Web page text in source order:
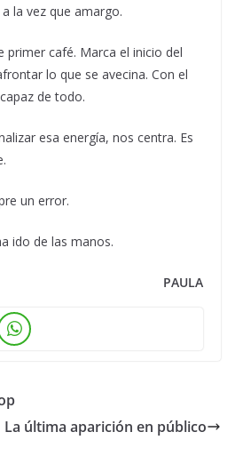
la vez que amargo.
primer café. Marca el inicio del
lo que se avecina. Con el
de todo.
esa energía, nos centra. Es
un error.
ido de las manos.
PAULA
La última aparición en público